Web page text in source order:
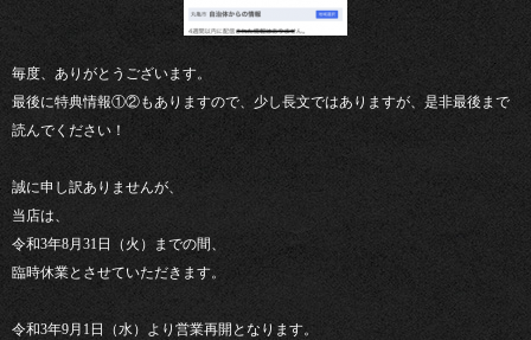
毎度、ありがとうございます。
最後に特典情報①②もありますので、少し長文ではありますが、是非最後まで
読んでください！
誠に申し訳ありませんが、
当店は、
令和3年8月31日（火）までの間、
臨時休業とさせていただきます。
令和3年9月1日（水）より営業再開となります。